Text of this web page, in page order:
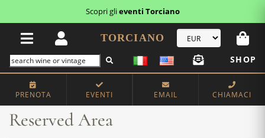
Scopri glieventi Torciano
TORCIANO
SHOP
PRENOTA EVENTI EMAIL CHIAMACI
Home Reserved Area
Reserved Area